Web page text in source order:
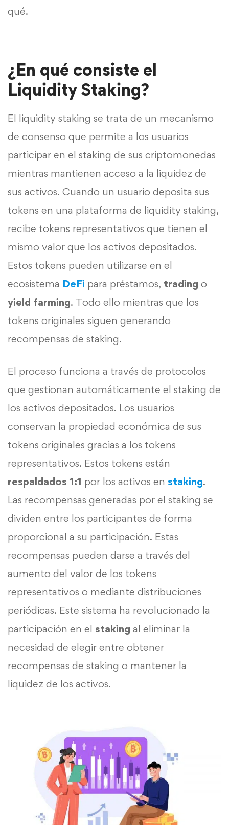
qué.
¿En qué consiste el
Liquidity Staking?
El liquidity staking se trata de un mecanismo
de consenso que permite a los usuarios
participar en el staking de sus criptomonedas
mientras mantienen acceso a la liquidez de
sus activos. Cuando un usuario deposita sus
tokens en una plataforma de liquidity staking,
recibe tokens representativos que tienen el
mismo valor que los activos depositados.
Estos tokens pueden utilizarse en el
ecosistema DeFi para préstamos, trading o
yield farming. Todo ello mientras que los
tokens originales siguen generando
recompensas de staking.
El proceso funciona a través de protocolos
que gestionan automáticamente el staking de
los activos depositados. Los usuarios
conservan la propiedad económica de sus
tokens originales gracias a los tokens
representativos. Estos tokens están
respaldados 1:1 por los activos en staking.
Las recompensas generadas por el staking se
dividen entre los participantes de forma
proporcional a su participación. Estas
recompensas pueden darse a través del
aumento del valor de los tokens
representativos o mediante distribuciones
periódicas. Este sistema ha revolucionado la
participación en el staking al eliminar la
necesidad de elegir entre obtener
recompensas de staking o mantener la
liquidez de los activos.